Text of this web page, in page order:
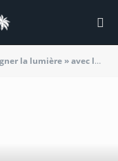
» avec le nouveau clip de N’ippy